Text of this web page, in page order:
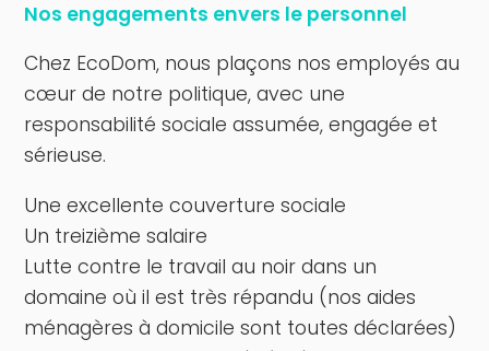
Nos engagements envers le personnel
Chez EcoDom, nous plaçons nos employés au
cœur de notre politique, avec une
responsabilité sociale assumée, engagée et
sérieuse.
Une excellente couverture sociale
Un treizième salaire
Lutte contre le travail au noir dans un
domaine où il est très répandu (nos aides
ménagères à domicile sont toutes déclarées)